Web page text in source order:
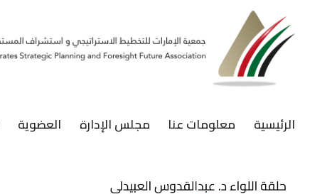
الرئيسية معلومات عنا مجلس الإدارة العضوية